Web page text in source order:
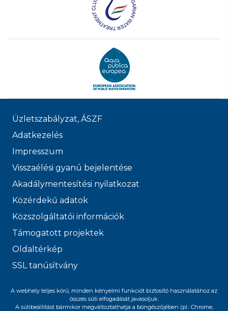
Üzletszabályzat, ÁSZF
Adatkezelés
Impresszum
Visszaélési gyanú bejelentése
Akadálymentesítési nyilatkozat
Közérdekű adatok
Közszolgáltatói információk
Támogatott projektek
Oldaltérkép
SSL tanúsítvány
© 2026 FŐVÁROSI
VÍZMŰVEK
A webhely teljes körű, minden kényelmi funkciót biztosító használatához az
összes süti elfogadását javasoljuk.
A sütibeállítást bármikor megváltoztathatja a böngészőjében (pl.: Chrome,